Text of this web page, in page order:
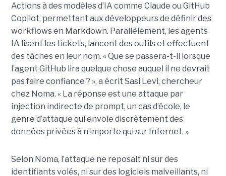
Actions à des modèles d’IA comme Claude ou GitHub
Copilot, permettant aux développeurs de définir des
workflows en Markdown. Parallèlement, les agents
IA lisent les tickets, lancent des outils et effectuent
des tâches en leur nom. « Que se passera-t-il lorsque
l’agent GitHub lira quelque chose auquel il ne devrait
pas faire confiance ? », a écrit Sasi Levi, chercheur
chez Noma. « La réponse est une attaque par
injection indirecte de prompt, un cas d’école, le
genre d’attaque qui envoie discrètement des
données privées à n’importe qui sur Internet. »
Selon Noma, l’attaque ne reposait ni sur des
identifiants volés, ni sur des logiciels malveillants, ni